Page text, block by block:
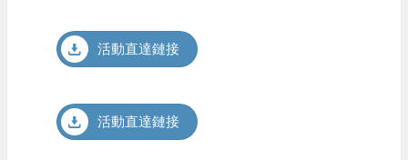
活動直達鏈接
活動直達鏈接